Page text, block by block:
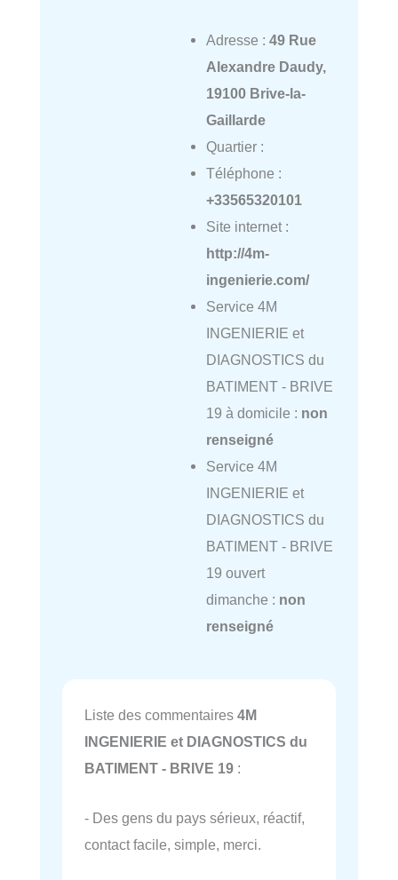
Adresse : 49 Rue
Alexandre Daudy,
19100 Brive-la-
Gaillarde
Quartier :
Téléphone :
+33565320101
Site internet :
http://4m-
ingenierie.com/
Service 4M
INGENIERIE et
DIAGNOSTICS du
BATIMENT - BRIVE
19 à domicile : non
renseigné
Service 4M
INGENIERIE et
DIAGNOSTICS du
BATIMENT - BRIVE
19 ouvert
dimanche : non
renseigné
Liste des commentaires 4M
INGENIERIE et DIAGNOSTICS du
BATIMENT - BRIVE 19 :
- Des gens du pays sérieux, réactif,
contact facile, simple, merci.